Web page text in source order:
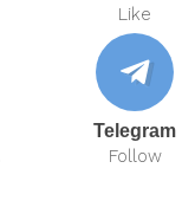
Like
Telegram
Follow